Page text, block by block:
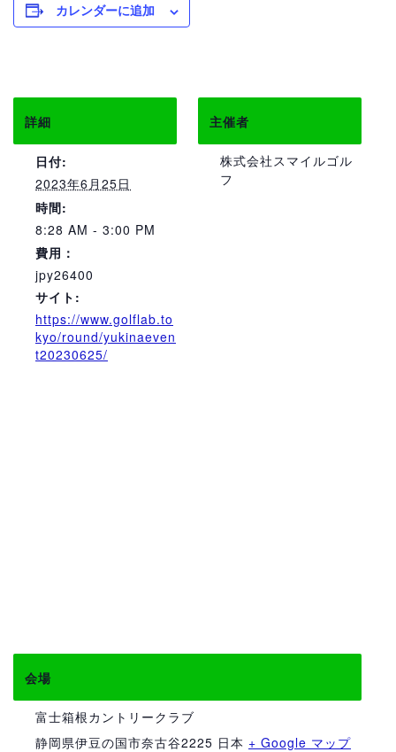
カレンダーに追加
詳細
日付:
2023年6月25日
時間:
8:28 AM - 3:00 PM
費用：
jpy26400
サイト:
https://www.golflab.to
kyo/round/yukinaeven
t20230625/
主催者
株式会社スマイルゴル
フ
会場
富士箱根カントリークラブ
静岡県伊豆の国市奈古谷2225 日本 + Google マップ